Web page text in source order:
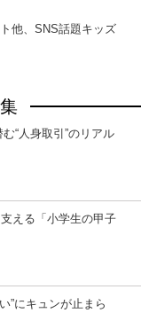
他、SNS話題キッズ
“人身取引”のリアル
える「小学生の甲子
”にキュンが止まら